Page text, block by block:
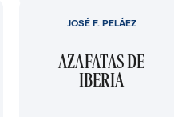
AZAFATAS DE
IBERIA
JOSÉ F. PELÁEZ